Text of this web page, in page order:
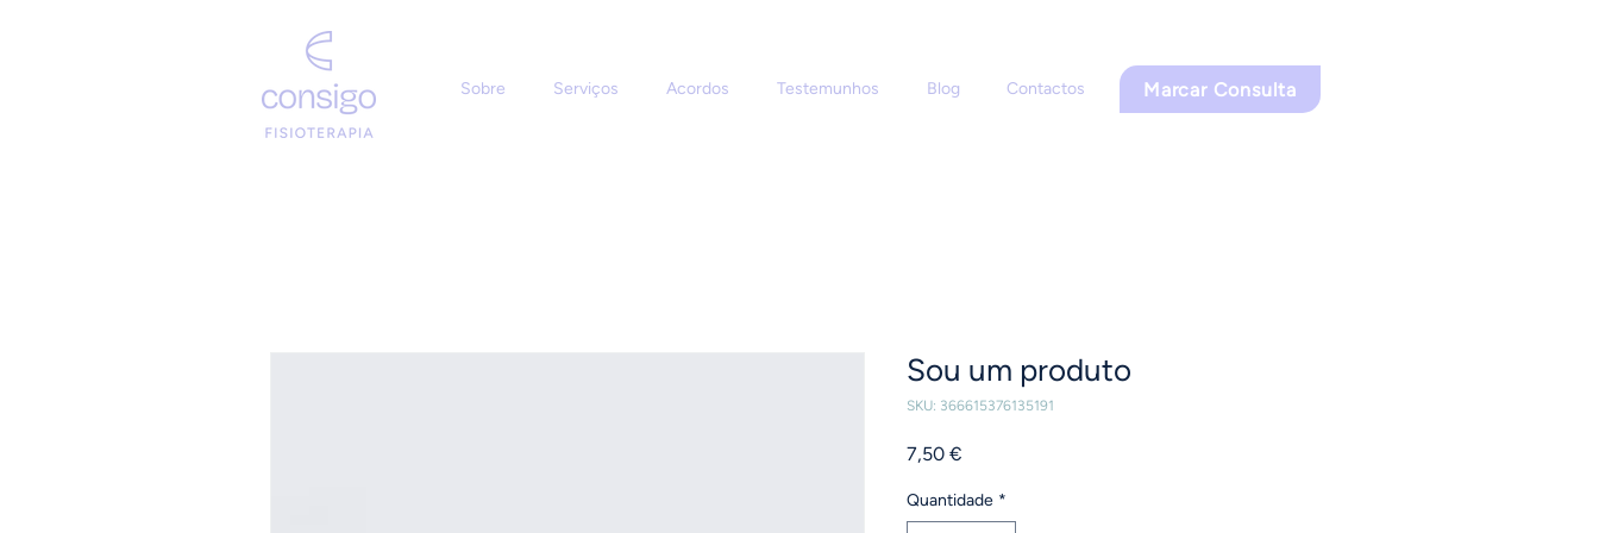
Sobre Serviços Acordos Testemunhos Blog Contactos Marcar Consulta
Sou um produto
SKU: 366615376135191
7,50 €
Quantidade *